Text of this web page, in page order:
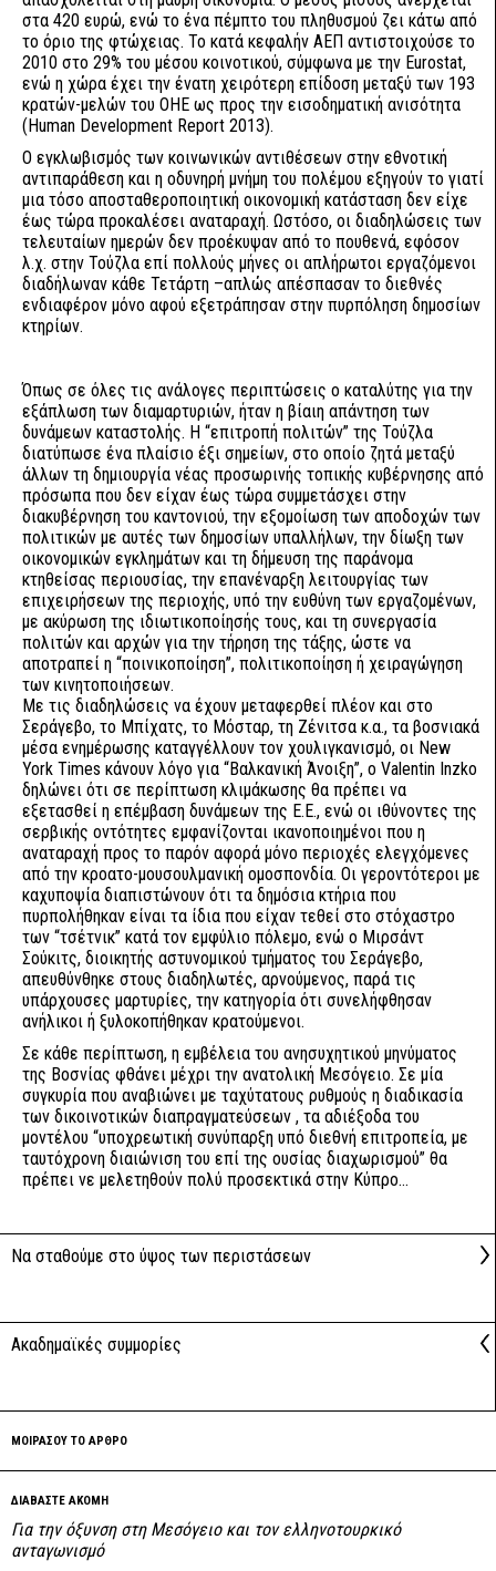
στα 420 ευρώ, ενώ το ένα πέμπτο του πληθυσμού ζει κάτω από
το όριο της φτώχειας. Το κατά κεφαλήν ΑΕΠ αντιστοιχούσε το
2010 στο 29% του μέσου κοινοτικού, σύμφωνα με την Eurostat,
ενώ η χώρα έχει την ένατη χειρότερη επίδοση μεταξύ των 193
κρατών-μελών του ΟΗΕ ως προς την εισοδηματική ανισότητα
(Human Development Report 2013).
Ο εγκλωβισμός των κοινωνικών αντιθέσεων στην εθνοτική
αντιπαράθεση και η οδυνηρή μνήμη του πολέμου εξηγούν το γιατί
μια τόσο αποσταθεροποιητική οικονομική κατάσταση δεν είχε
έως τώρα προκαλέσει αναταραχή. Ωστόσο, οι διαδηλώσεις των
τελευταίων ημερών δεν προέκυψαν από το πουθενά, εφόσον
λ.χ. στην Τούζλα επί πολλούς μήνες οι απλήρωτοι εργαζόμενοι
διαδήλωναν κάθε Τετάρτη –απλώς απέσπασαν το διεθνές
ενδιαφέρον μόνο αφού εξετράπησαν στην πυρπόληση δημοσίων
κτηρίων.
Όπως σε όλες τις ανάλογες περιπτώσεις ο καταλύτης για την
εξάπλωση των διαμαρτυριών, ήταν η βίαιη απάντηση των
δυνάμεων καταστολής. Η “επιτροπή πολιτών” της Τούζλα
διατύπωσε ένα πλαίσιο έξι σημείων, στο οποίο ζητά μεταξύ
άλλων τη δημιουργία νέας προσωρινής τοπικής κυβέρνησης από
πρόσωπα που δεν είχαν έως τώρα συμμετάσχει στην
διακυβέρνηση του καντονιού, την εξομοίωση των αποδοχών των
πολιτικών με αυτές των δημοσίων υπαλλήλων, την δίωξη των
οικονομικών εγκλημάτων και τη δήμευση της παράνομα
κτηθείσας περιουσίας, την επανέναρξη λειτουργίας των
επιχειρήσεων της περιοχής, υπό την ευθύνη των εργαζομένων,
με ακύρωση της ιδιωτικοποίησής τους, και τη συνεργασία
πολιτών και αρχών για την τήρηση της τάξης, ώστε να
αποτραπεί η “ποινικοποίηση”, πολιτικοποίηση ή χειραγώγηση
των κινητοποιήσεων.
Με τις διαδηλώσεις να έχουν μεταφερθεί πλέον και στο
Σεράγεβο, το Μπίχατς, το Μόσταρ, τη Ζένιτσα κ.α., τα βοσνιακά
μέσα ενημέρωσης καταγγέλλουν τον χουλιγκανισμό, οι New
York Times κάνουν λόγο για “Βαλκανική Άνοιξη”, ο Valentin Inzko
δηλώνει ότι σε περίπτωση κλιμάκωσης θα πρέπει να
εξετασθεί η επέμβαση δυνάμεων της Ε.Ε., ενώ οι ιθύνοντες της
σερβικής οντότητες εμφανίζονται ικανοποιημένοι που η
αναταραχή προς το παρόν αφορά μόνο περιοχές ελεγχόμενες
από την κροατο-μουσουλμανική ομοσπονδία. Οι γεροντότεροι με
καχυποψία διαπιστώνουν ότι τα δημόσια κτήρια που
πυρπολήθηκαν είναι τα ίδια που είχαν τεθεί στο στόχαστρο
των “τσέτνικ” κατά τον εμφύλιο πόλεμο, ενώ ο Μιρσάντ
Σούκιτς, διοικητής αστυνομικού τμήματος του Σεράγεβο,
απευθύνθηκε στους διαδηλωτές, αρνούμενος, παρά τις
υπάρχουσες μαρτυρίες, την κατηγορία ότι συνελήφθησαν
ανήλικοι ή ξυλοκοπήθηκαν κρατούμενοι.
Σε κάθε περίπτωση, η εμβέλεια του ανησυχητικού μηνύματος
της Βοσνίας φθάνει μέχρι την ανατολική Μεσόγειο. Σε μία
συγκυρία που αναβιώνει με ταχύτατους ρυθμούς η διαδικασία
των δικοινοτικών διαπραγματεύσεων , τα αδιέξοδα του
μοντέλου “υποχρεωτική συνύπαρξη υπό διεθνή επιτροπεία, με
ταυτόχρονη διαιώνιση του επί της ουσίας διαχωρισμού” θα
πρέπει νε μελετηθούν πολύ προσεκτικά στην Κύπρο...
Να σταθούμε στο ύψος των περιστάσεων
Ακαδημαϊκές συμμορίες
ΜΟΙΡΑΣΟΥ ΤΟ ΑΡΘΡΟ
ΔΙΑΒΑΣΤΕ ΑΚΟΜΗ
Για την όξυνση στη Μεσόγειο και τον ελληνοτουρκικό
ανταγωνισμό